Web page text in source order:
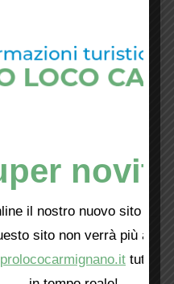
il nostro nuovo sito web!
sito non verrà più
prolococarmignano.it tutti i